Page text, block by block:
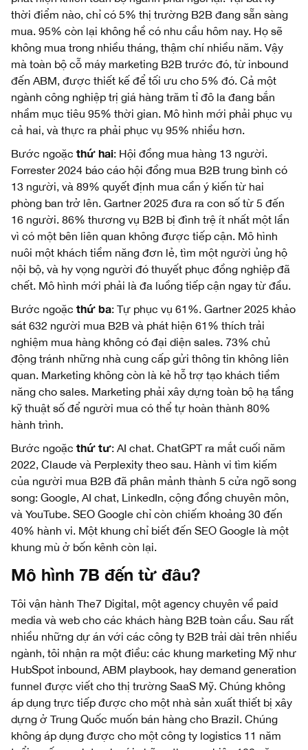
thời điểm nào, chỉ có 5% thị trường B2B đang sẵn sàng
mua. 95% còn lại không hề có nhu cầu hôm nay. Họ sẽ
không mua trong nhiều tháng, thậm chí nhiều năm. Vậy
mà toàn bộ cỗ máy marketing B2B trước đó, từ inbound
đến ABM, được thiết kế để tối ưu cho 5% đó. Cả một
ngành công nghiệp trị giá hàng trăm tỉ đô la đang bắn
nhầm mục tiêu 95% thời gian. Mô hình mới phải phục vụ
cả hai, và thực ra phải phục vụ 95% nhiều hơn.
Bước ngoặc thứ hai: Hội đồng mua hàng 13 người.
Forrester 2024 báo cáo hội đồng mua B2B trung bình có
13 người, và 89% quyết định mua cần ý kiến từ hai
phòng ban trở lên. Gartner 2025 đưa ra con số từ 5 đến
16 người. 86% thương vụ B2B bị đình trệ ít nhất một lần
vì có một bên liên quan không được tiếp cận. Mô hình
nuôi một khách tiềm năng đơn lẻ, tìm một người ủng hộ
nội bộ, và hy vọng người đó thuyết phục đồng nghiệp đã
chết. Mô hình mới phải là đa luồng tiếp cận ngay từ đầu.
Bước ngoặc thứ ba: Tự phục vụ 61%. Gartner 2025 khảo
sát 632 người mua B2B và phát hiện 61% thích trải
nghiệm mua hàng không có đại diện sales. 73% chủ
động tránh những nhà cung cấp gửi thông tin không liên
quan. Marketing không còn là kẻ hỗ trợ tạo khách tiềm
năng cho sales. Marketing phải xây dựng toàn bộ hạ tầng
kỹ thuật số để người mua có thể tự hoàn thành 80%
hành trình.
Bước ngoặc thứ tư: AI chat. ChatGPT ra mắt cuối năm
2022, Claude và Perplexity theo sau. Hành vi tìm kiếm
của người mua B2B đã phân mảnh thành 5 cửa ngõ song
song: Google, AI chat, LinkedIn, cộng đồng chuyên môn,
và YouTube. SEO Google chỉ còn chiếm khoảng 30 đến
40% hành vi. Một khung chỉ biết đến SEO Google là một
khung mù ở bốn kênh còn lại.
Mô hình 7B đến từ đâu?
Tôi vận hành The7 Digital, một agency chuyên về paid
media và web cho các khách hàng B2B toàn cầu. Sau rất
nhiều những dự án với các công ty B2B trải dài trên nhiều
ngành, tôi nhận ra một điều: các khung marketing Mỹ như
HubSpot inbound, ABM playbook, hay demand generation
funnel được viết cho thị trường SaaS Mỹ. Chúng không
áp dụng trực tiếp được cho một nhà sản xuất thiết bị xây
dựng ở Trung Quốc muốn bán hàng cho Brazil. Chúng
không áp dụng được cho một công ty logistics 11 năm